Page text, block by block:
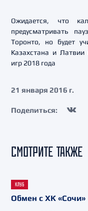
Ожидается, что
предусматривать
Торонто, но будет
Казахстана и
игр 2018 года
21 января 2016 г.
Поделиться:
СМОТРИТЕ ТАКЖЕ
КЛУБ
Обмен с ХК «Сочи»